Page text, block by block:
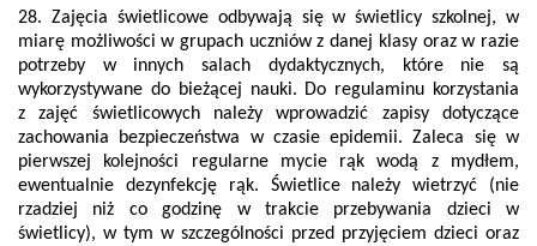
28. Zajęcia świetlicowe odbywają się w świetlicy szkolnej, w
miarę możliwości w grupach uczniów z danej klasy oraz w razie
potrzeby w innych salach dydaktycznych, które nie są
wykorzystywane do bieżącej nauki. Do regulaminu korzystania
z zajęć świetlicowych należy wprowadzić zapisy dotyczące
zachowania bezpieczeństwa w czasie epidemii. Zaleca się w
pierwszej kolejności regularne mycie rąk wodą z mydłem,
ewentualnie dezynfekcję rąk. Świetlice należy wietrzyć (nie
rzadziej niż co godzinę w trakcie przebywania dzieci w
świetlicy), w tym w szczególności przed przyjęciem dzieci oraz